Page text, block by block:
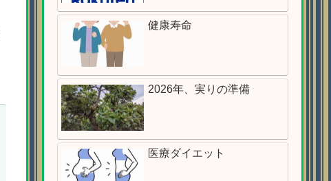
健康寿命
2026年、実りの準備
医療ダイエット